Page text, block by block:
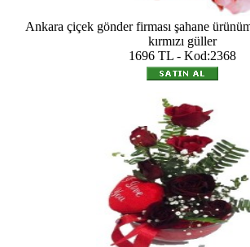
Ankara çiçek gönder firması şahane
kırmızı güller
1696 TL - Kod:2368